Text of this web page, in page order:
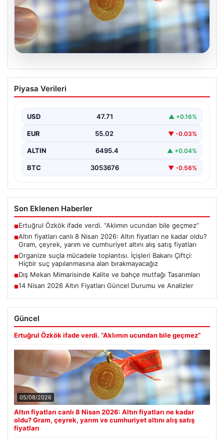
05.08.2026
Altın fiyatları canlı 8 Nisan 2026: Altın
fiyatları ne kadar oldu? Gram, çeyrek,
fiyatları
Piyasa Verileri
USD 47.71 ▲ +0.16%
EUR 55.02 ▼ -0.03%
ALTIN 6495.4 ▲ +0.04%
BTC 3053676 ▼ -0.56%
Son Eklenen Haberler
■Ertuğrul Özkök ifade verdi. “Aklımın ucundan bile geçmez”
■Altın fiyatları canlı 8 Nisan 2026: Altın fiyatları ne kadar oldu?
Gram, çeyrek, yarım ve cumhuriyet altını alış satış fiyatları
■Organize suçla mücadele toplantısı. İçişleri Bakanı Çiftçi:
Hiçbir suç yapılanmasına alan bırakmayacağız
■Dış Mekan Mimarisinde Kalite ve bahçe mutfağı Tasarımları
■14 Nisan 2026 Altın Fiyatları Güncel Durumu ve Analizler
Güncel
Ertuğrul Özkök ifade verdi. “Aklımın ucundan bile geçmez”
05/08/2026
Altın fiyatları canlı 8 Nisan 2026: Altın fiyatları ne kadar
oldu? Gram, çeyrek, yarım ve cumhuriyet altını alış satış
fiyatları